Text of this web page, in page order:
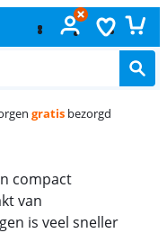
gratisbezorgd
compact
van
is veel sneller